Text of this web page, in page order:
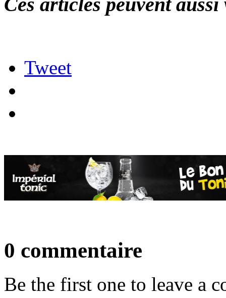
Tweet
0 commentaire
Be the first one to leave a